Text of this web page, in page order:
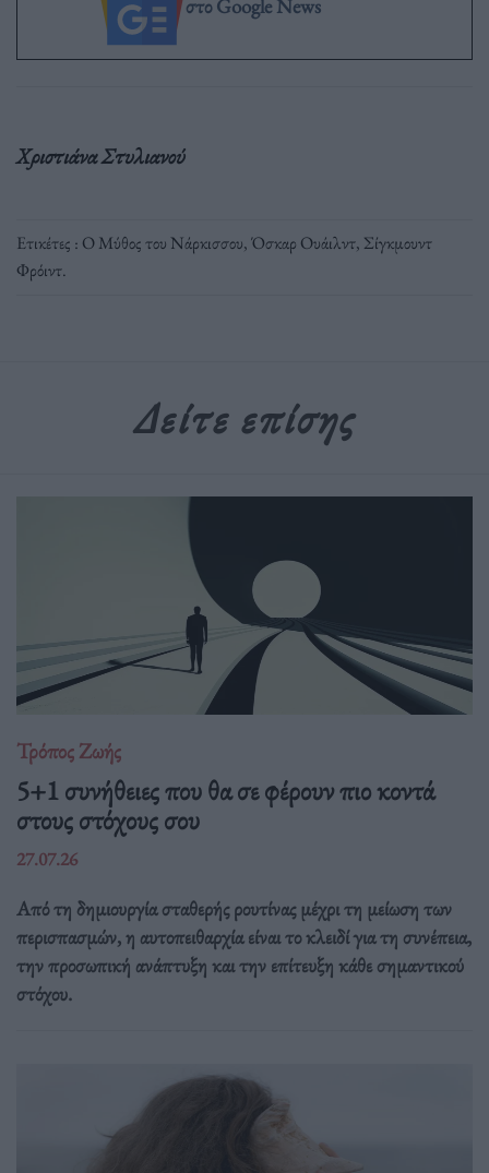
στο Google News
Χριστιάνα Στυλιανού
Ετικέτες : Ο Μύθος του Νάρκισσου,Όσκαρ Ουάιλντ, Σίγκμουντ
Φρόιντ.
Δείτε επίσης
Τρόπος Ζωής
5+1 συνήθειες που θα σε φέρουν πιο κοντά
στους στόχους σου
27.07.26
Από τη δημιουργία σταθερής ρουτίνας μέχρι τη μείωση των
περισπασμών, η αυτοπειθαρχία είναι το κλειδί για τη συνέπεια,
την προσωπική ανάπτυξη και την επίτευξη κάθε σημαντικού
στόχου.